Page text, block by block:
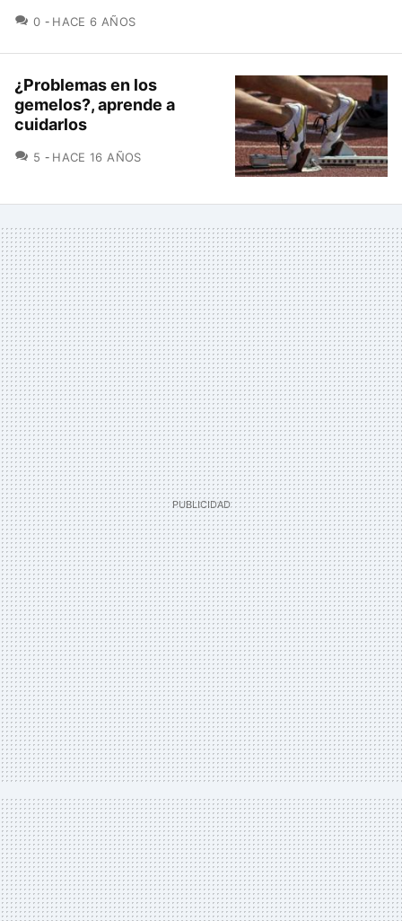
0 COMENTARIOS
HACE 6 AÑOS
¿Problemas en los
gemelos?, aprende a
cuidarlos
5 COMENTARIOS
HACE 16 AÑOS